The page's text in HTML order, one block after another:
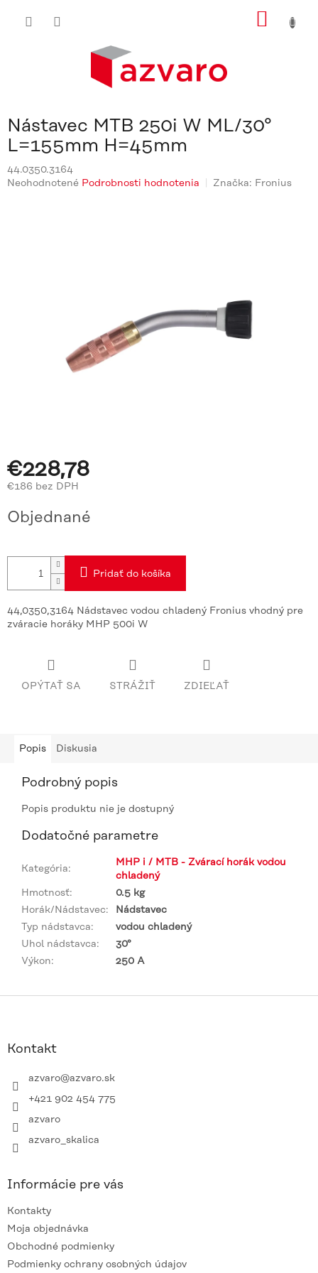
Nástavec MTB 250i W ML/30°
L=155mm H=45mm
44.0350.3164
Priemerné
Neohodnotené Podrobnosti hodnotenia Značka: Fronius
€228,78
€186 bez DPH
cena:
Objednané
Pridať do košíka
44,0350,3164 Nádstavec vodou chladený Fronius vhodný pre
zváracie horáky MHP 500i W
OPÝTAŤ SA STRÁŽIŤ ZDIEĽAŤ
Popis Diskusia
Podrobný popis
Popis produktu nie je dostupný
Dodatočné parametre
Kategória:
MHP i / MTB - Zvárací horák vodou
chladený
Hmotnosť:
0.5 kg
Horák/Nádstavec:
Nádstavec
Typ nádstavca:
vodou chladený
Uhol nádstavca:
30°
Výkon: 250 A
Kontakt
azvaro@azvaro.sk
+421 902 454 775
azvaro
azvaro_skalica
Informácie pre vás
Kontakty
Moja objednávka
Obchodné podmienky
Podmienky ochrany osobných údajov